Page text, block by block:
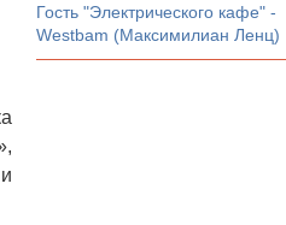
Гость "Электрического кафе" -
Westbam (Максимилиан Ленц)